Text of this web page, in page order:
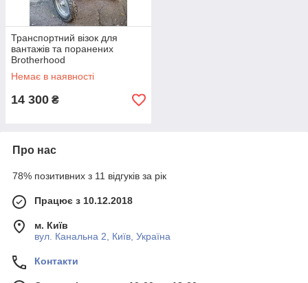
Транспортний візок для
вантажів та поранених
Brotherhood
Немає в наявності
14 300 ₴
Про нас
78% позитивних з 11 відгуків за рік
Працює з 10.12.2018
м. Київ
вул. Канальна 2, Київ, Україна
Контакти